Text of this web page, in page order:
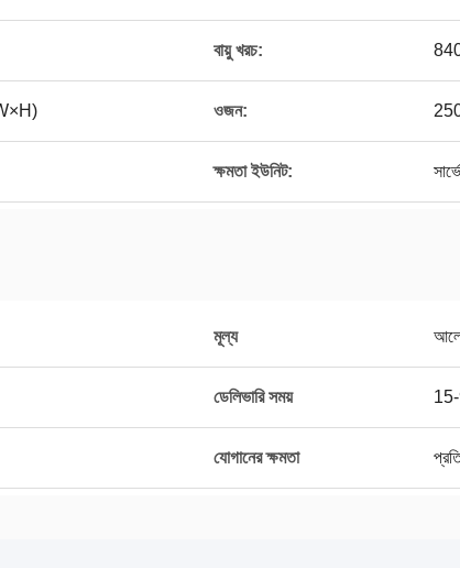
বায়ু খরচ:
ওজন:
ক্ষমতা ইউনিট:
মূল্য
ডেলিভারি সময় 15-
যোগানের ক্ষমতা